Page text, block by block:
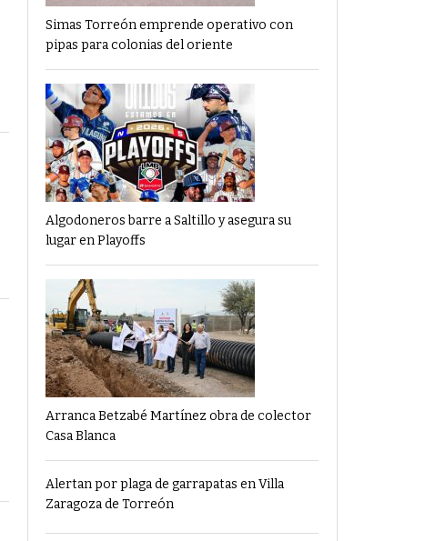
Simas Torreón emprende operativo con
pipas para colonias del oriente
Algodoneros barre a Saltillo y asegura su
lugar en Playoffs
Arranca Betzabé Martínez obra de colector
Casa Blanca
Alertan por plaga de garrapatas en Villa
Zaragoza de Torreón